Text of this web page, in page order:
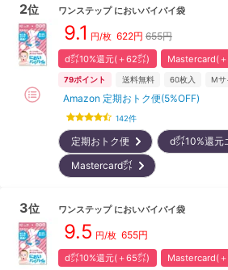
2位 ワンステップ においバイバイ袋
9.1 円/枚 622円 655円
d㌽10%還元(＋62㌽) Mastercard(
79ポイント 送料無料 60枚入 Mサ
Amazon 定期おトク便(5%OFF)
142件
定期おトク便
d㌽10%還
Mastercard㌽
3位 ワンステップ においバイバイ袋
9.5 円/枚 655円
d㌽10%還元(＋65㌽) Mastercard(